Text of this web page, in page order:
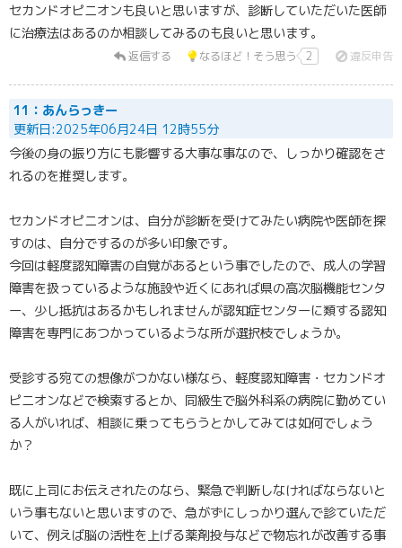
セカンドオピニオンも良いと思いますが、診断していただいた医師
に治療法はあるのか相談してみるのも良いと思います。
返信する なるほど！そう思う 2 違反申告
11：あんらっきー
更新日:2025年06月24日 12時55分
今後の身の振り方にも影響する大事な事なので、しっかり確認をさ
れるのを推奨します。
セカンドオピニオンは、自分が診断を受けてみたい病院や医師を探
すのは、自分でするのが多い印象です。
今回は軽度認知障害の自覚があるという事でしたので、成人の学習
障害を扱っているような施設や近くにあれば県の高次脳機能センタ
ー、少し抵抗はあるかもしれませんが認知症センターに類する認知
障害を専門にあつかっているような所が選択枝でしょうか。
受診する宛ての想像がつかない様なら、軽度認知障害・セカンドオ
ピニオンなどで検索するとか、同級生で脳外科系の病院に勤めてい
る人がいれば、相談に乗ってもらうとかしてみては如何でしょう
か？
既に上司にお伝えされたのなら、緊急で判断しなければならないと
いう事もないと思いますので、急がずにしっかり選んで診ていただ
いて、例えば脳の活性を上げる薬剤投与などで物忘れが改善する事